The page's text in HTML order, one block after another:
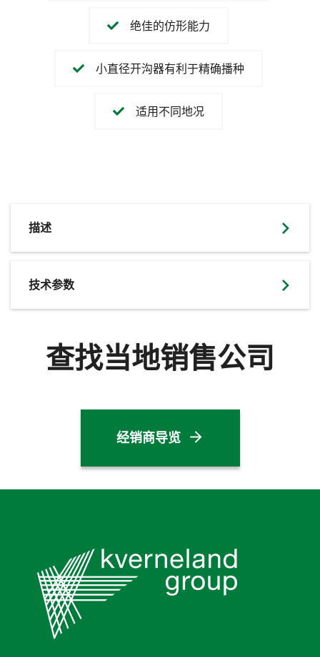
绝佳的仿形能力
小直径开沟器有利于精确播种
适用不同地况
描述
技术参数
查找当地销售公司
经销商导览